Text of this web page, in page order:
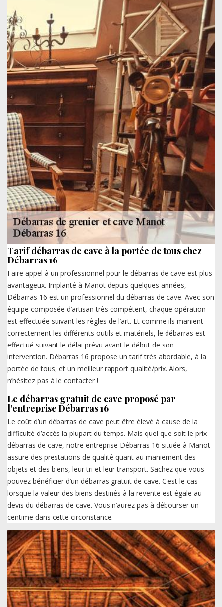
Tarif débarras de cave à la portée de tous chez
Débarras 16
Faire appel à un professionnel pour le débarras de cave est plus
avantageux. Implanté à Manot depuis quelques années,
Débarras 16 est un professionnel du débarras de cave. Avec son
équipe composée d’artisan très compétent, chaque opération
est effectuée suivant les règles de l’art. Et comme ils manient
correctement les différents outils et matériels, le débarras est
effectué suivant le délai prévu avant le début de son
intervention. Débarras 16 propose un tarif très abordable, à la
portée de tous, et un meilleur rapport qualité/prix. Alors,
n’hésitez pas à le contacter !
Le débarras gratuit de cave proposé par
l’entreprise Débarras 16
Le coût d’un débarras de cave peut être élevé à cause de la
difficulté d’accès la plupart du temps. Mais quel que soit le prix
débarras de cave, notre entreprise Débarras 16 située à Manot
assure des prestations de qualité quant au maniement des
objets et des biens, leur tri et leur transport. Sachez que vous
pouvez bénéficier d’un débarras gratuit de cave. C’est le cas
lorsque la valeur des biens destinés à la revente est égale au
devis du débarras de cave. Vous n’aurez pas à débourser un
centime dans cette circonstance.